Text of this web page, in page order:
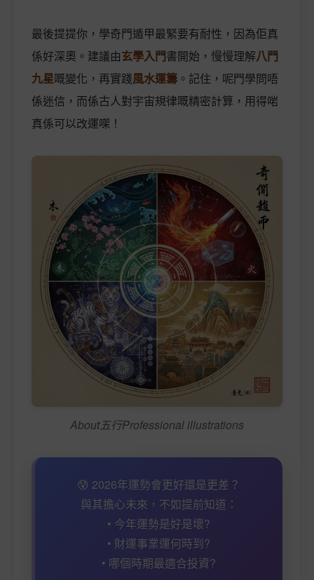
最後提提你，學奇門遁甲最緊要有耐性，因為佢真
係好深奧。建議由玄學入門書開始，慢慢理解八門
九星嘅變化，再實踐風水運籌 。記住，呢門學問唔
係迷信，而係古人對宇宙規律嘅精密計算，用得啱
真係可以改運㗎！
About五行Professional illustrations
😰 2026年運勢會更好還是更差？
與其擔心未來，不如提前知道：
• 今年運勢是好是壞?
• 財運事業運何時到?
• 哪個時期最適合投資?